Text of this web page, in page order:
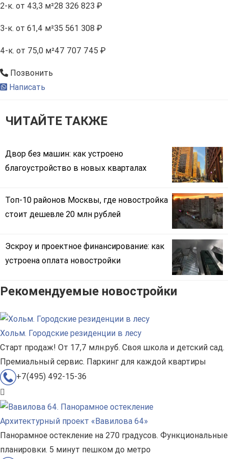
2-к. от 43,3 м²28 326 823 ₽
3-к. от 61,4 м²35 561 308 ₽
4-к. от 75,0 м²47 707 745 ₽
Позвонить
Написать
ЧИТАЙТЕ ТАКЖЕ
Двор без машин: как устроено
благоустройство в новых кварталах
Топ-10 районов Москвы, где новостройка
стоит дешевле 20 млн рублей
Эскроу и проектное финансирование: как
устроена оплата новостройки
Рекомендуемые новостройки
Хольм. Городские резиденции в лесу
Старт продаж! От 17,7 млн.руб. Своя школа и детский сад.
Премиальный сервис. Паркинг для каждой квартиры
+7(495) 492-15-36
Архитектурный проект «Вавилова 64»
Панорамное остекление на 270 градусов. Функциональные
планировки. 5 минут пешком до метро